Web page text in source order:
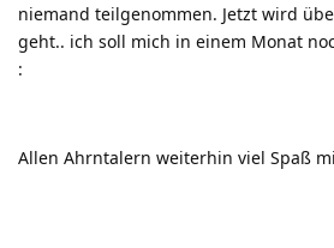
niemand teilgenommen. Jetzt wird
geht.. ich soll mich in einem Monat
:
Allen Ahrntalern weiterhin viel Spaß